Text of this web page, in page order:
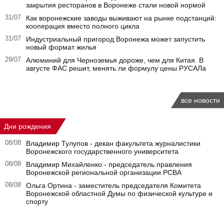
закрытия ресторанов в Воронеже стали новой нормой
31/07
Как воронежские заводы выживают на рынке подстанций:
кооперация вместо полного цикла
31/07
Индустриальный пригород Воронежа может запустить
новый формат жилья
29/07
Алюминий для Черноземья дороже, чем для Китая. В
августе ФАС решит, менять ли формулу цены РУСАЛа
все новости
Дни рождения
08/08
Владимир Тулупов - декан факультета журналистики
Воронежского государственного университета
08/08
Владимир Михайленко - председатель правления
Воронежской региональной организации РСВА
08/08
Ольга Ортина - заместитель председателя Комитета
Воронежской областной Думы по физической культуре и
спорту